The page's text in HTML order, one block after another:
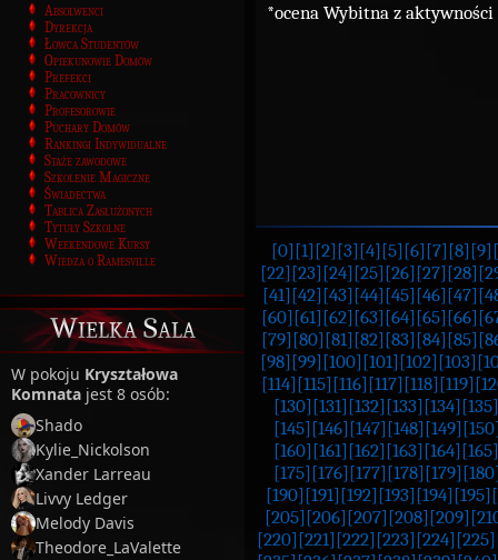
Absolwenci
Dyrekcja
Łowca Studentów
Opiekunowie Domów
Prefekci
Pracownicy
Profesorowie
Puchary Domów
Rankingi Indywidualne
Staże zawodowe
Szkolenie Magiczne
Świadectwa
Tablica Zasłużonych
Tytuły Szkolne
Weekendowe Kursy
Wiedza o Ramesville
Wielka Sala
W pokoju Kryształowa
Komnata jest 8 osób:
Shado
Kylie_Nickolson
Xander Larreau
Livvy Ledger
Melody Davis
Theodore_LaValette
*ocena Wybitna z aktywności
[0] [1] [2] [3] [4] [5] [6] [7] [8] [9]
[22] [23] [24] [25] [26] [27] [28]
[41] [42] [43] [44] [45] [46] [47]
[60] [61] [62] [63] [64] [65] [66]
[79] [80] [81] [82] [83] [84] [85]
[98] [99] [100] [101] [102] [103]
[114] [115] [116] [117] [118] [119]
[130] [131] [132] [133] [134] [135]
[145] [146] [147] [148] [149]
[160] [161] [162] [163] [164] [165]
[175] [176] [177] [178] [179]
[190] [191] [192] [193] [194] [195]
[205] [206] [207] [208] [209]
[220] [221] [222] [223] [224] [225]